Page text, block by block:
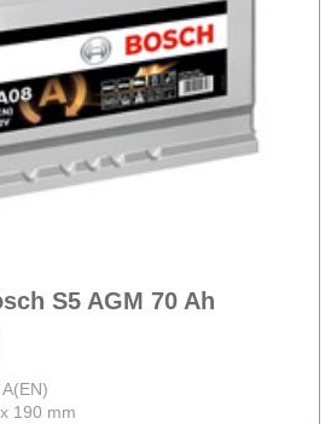
S5 AGM 70 Ah
190 mm